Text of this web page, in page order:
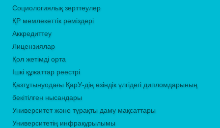
Социологиялық зерттеулер
ҚР мемлекеттік рәміздері
Аккредиттеу
Лицензиялар
Қол жетімді орта
Ішкі құжаттар реестрі
Қазтұтынуодағы ҚарУ-дің өзіндік үлгідегі дипломдарының
бекітілген нысандары
Университет және тұрақты даму мақсаттары
Университетің инфрақұрылымы